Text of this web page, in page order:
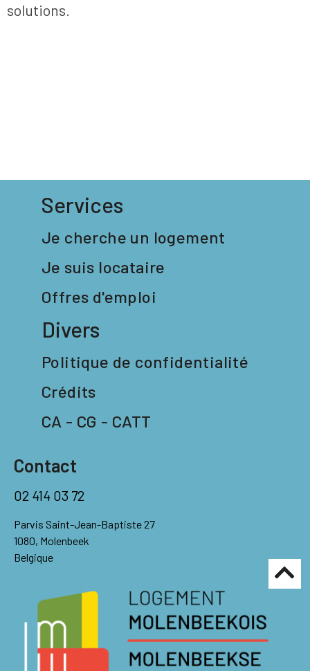
solutions.
Services
Je cherche un logement
Je suis locataire
Offres d'emploi
Divers
Politique de confidentialité
Crédits
CA - CG - CATT
Contact
02 414 03 72
Parvis Saint-Jean-Baptiste 27
1080, Molenbeek
Belgique